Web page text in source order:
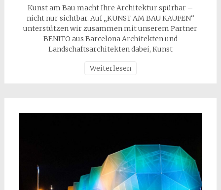
Kunst am Bau macht Ihre Architektur spürbar –
nicht nur sichtbar. Auf „KUNST AM BAU KAUFEN“
unterstützen wir zusammen mit unserem Partner
BENITO aus Barcelona Architekten und
Landschaftsarchitekten dabei, Kunst
Weiterlesen